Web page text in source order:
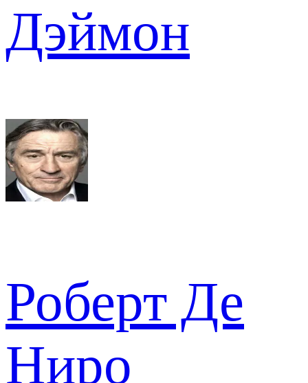
Дэймон
Роберт Де
Ниро